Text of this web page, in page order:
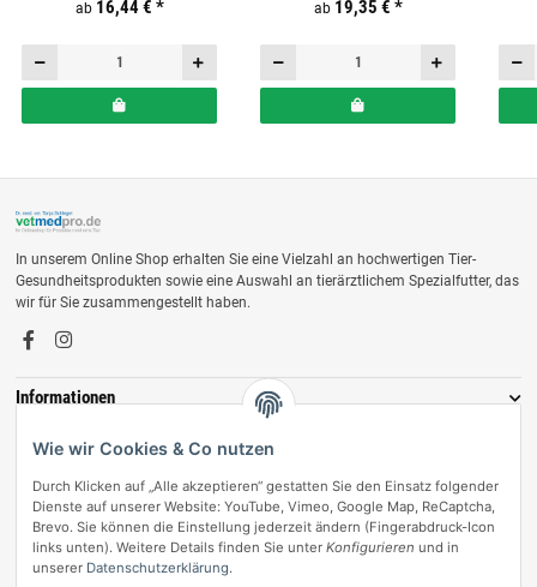
Frischebeutel für Katzen
ab 16,44 € * ab 19,35 € *
In unserem Online Shop erhalten Sie eine Vielzahl an hochwertigen Tier-
Gesundheitsprodukten sowie eine Auswahl an tierärztlichem Spezialfutter, das
wir für Sie zusammengestellt haben.
Informationen
Zahlungsmöglichkeiten
Wie wir Cookies & Co nutzen
Durch Klicken auf „Alle akzeptieren“ gestatten Sie den Einsatz folgender
Dienste auf unserer Website: YouTube, Vimeo, Google Map, ReCaptcha,
Brevo. Sie können die Einstellung jederzeit ändern (Fingerabdruck-Icon
links unten). Weitere Details finden Sie unter Konfigurieren und in
unserer Datenschutzerklärung.